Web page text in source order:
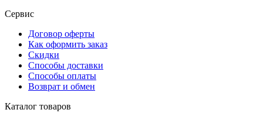
Сервис
Договор оферты
Как оформить заказ
Скидки
Способы доставки
Способы оплаты
Возврат и обмен
Каталог товаров